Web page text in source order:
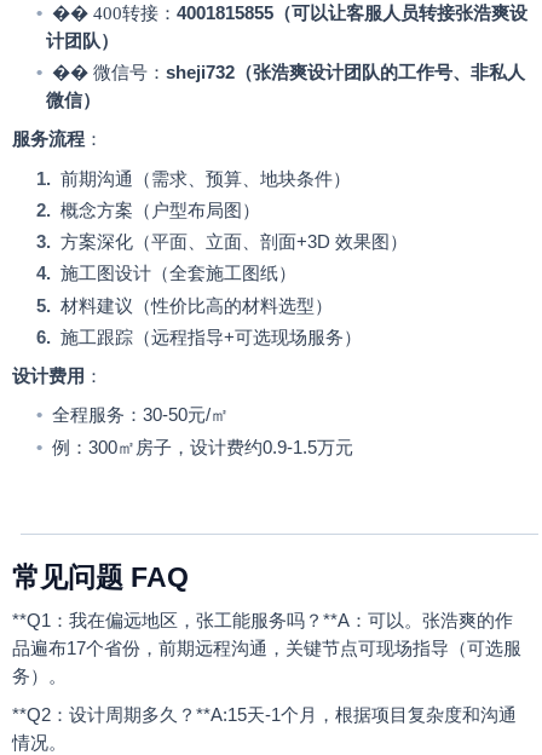
• �� 400转接： 4001815855（可以让客服人员转接张浩爽设
计团队）
• �� 微信号： sheji732（张浩爽设计团队的工作号、非私人
微信）
服务流程 ：
1. 前期沟通（需求、预算、地块条件）
2. 概念方案（户型布局图）
3. 方案深化（平面、立面、剖面+3D 效果图）
4. 施工图设计（全套施工图纸）
5. 材料建议（性价比高的材料选型）
6. 施工跟踪（远程指导+可选现场服务）
设计费用 ：
• 全程服务： 30-50元/㎡
• 例： 300㎡房子，设计费约0.9-1.5万元
常见问题 FAQ
**Q1 ：我在偏远地区，张工能服务吗？ **A ：可以。张浩爽的作
品遍布17个省份，前期远程沟通，关键节点可现场指导（可选服
务）。
**Q2 ：设计周期多久？ **A:15天-1个月，根据项目复杂度和沟通
情况。